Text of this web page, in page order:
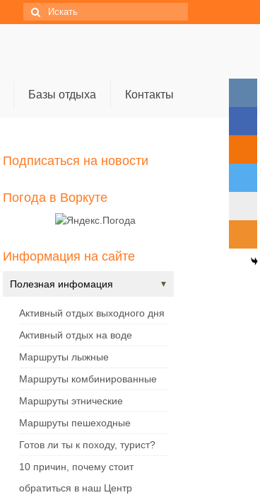
Искать:
Базы отдыха Контакты
Подписаться на новости
Погода в Воркуте
Информация на сайте
Полезная инфомация
Активный отдых выходного дня
Активный отдых на воде
Маршруты лыжные
Маршруты комбинированные
Маршруты этнические
Маршруты пешеходные
Готов ли ты к походу, турист?
10 причин, почему стоит
обратиться в наш Центр